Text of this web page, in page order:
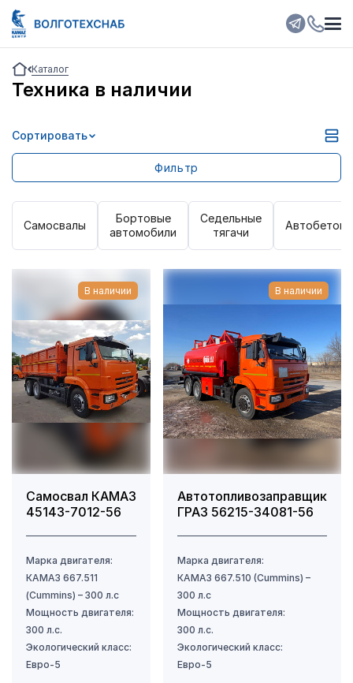
Каталог
Техника в наличии
Cамосвалы
Бортовые
автомобили
Седельные
тягачи
Выбрано: 0 Очистить фильтр
Колесная формула
Грузоподъемность
Мощность двигателя
Марка двигателя
Тип кабины
Полная масса автопоезда, кг
Фильтр
Сортировать
В наличии
Самосвал КАМАЗ
45143-7012-56
В наличии
Автотопливозаправщик
ГРАЗ 56215-34081-56